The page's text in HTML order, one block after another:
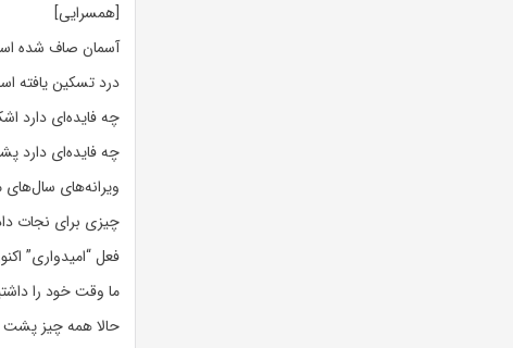
[همسرایی]
آسمان صاف شده
درد تسکین یافته
چه فایده‌ای دارد
چه فایده‌ای دارد
ویرانه‌های سال‌های
چیزی برای نجات
فعل “امیدواری”
ما وقت خود را
حالا همه چیز